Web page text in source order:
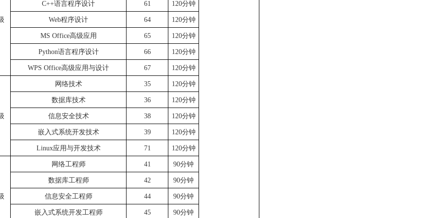
C++语言程序设计 61 120分钟
Web程序设计 64 120分钟
MS Office高级应用 65 120分钟
Python语言程序设计 66 120分钟
WPS Office高级应用与设计 67 120分钟
网络技术 35 120分钟
数据库技术 36 120分钟
信息安全技术 38 120分钟
嵌入式系统开发技术 39 120分钟
Linux应用与开发技术 71 120分钟
网络工程师 41 90分钟
数据库工程师 42 90分钟
信息安全工程师 44 90分钟
嵌入式系统开发工程师 45 90分钟